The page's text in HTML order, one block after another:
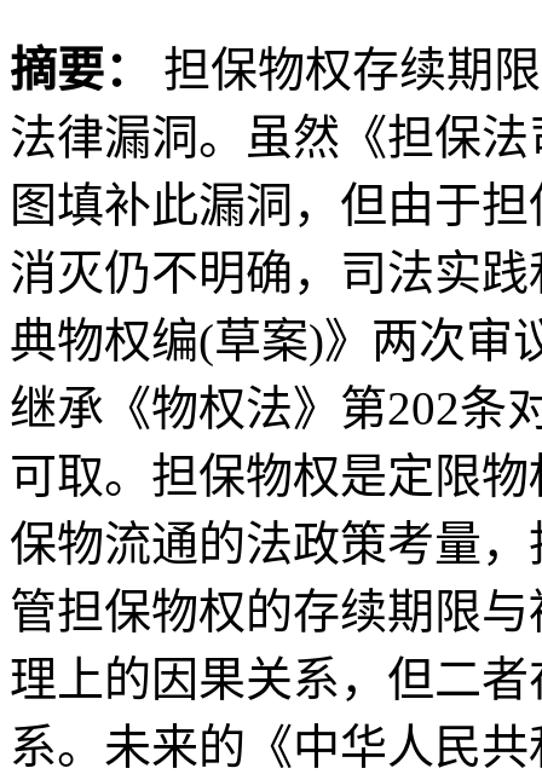
摘要： 担保物权存续期
法律漏洞。虽然《担保
图填补此漏洞，但由于
消灭仍不明确，司法实
典物权编(草案)》两次审
继承《物权法》第202条
可取。担保物权是定限
保物流通的法政策考量
管担保物权的存续期限
理上的因果关系，但二
系。未来的《中华人民